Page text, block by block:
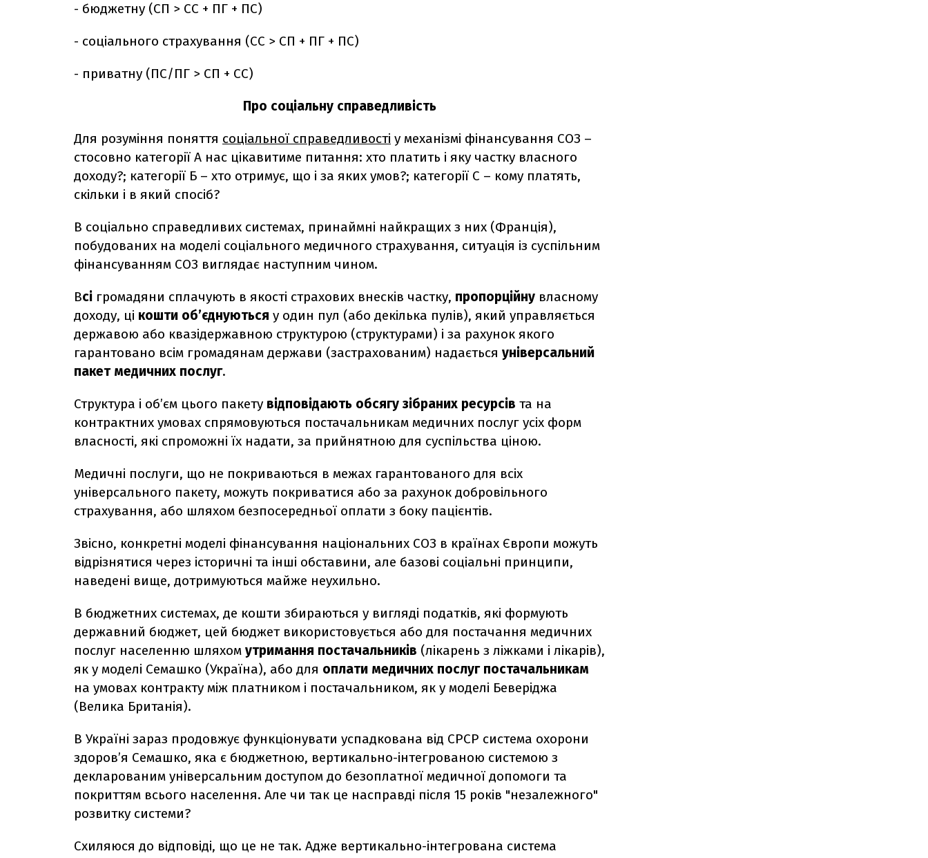
- бюджетну (СП > СС + ПГ + ПС)
- соціального страхування (СС > СП + ПГ + ПС)
- приватну (ПС/ПГ > СП + СС)
Про соціальну справедливість
Для розуміння поняття соціальної справедливості у механізмі фінансування СОЗ –
стосовно категорії А нас цікавитиме питання: хто платить і яку частку власного
доходу?; категорії Б – хто отримує, що і за яких умов?; категорії С – кому платять,
скільки і в який спосіб?
В соціально справедливих системах, принаймні найкращих з них (Франція),
побудованих на моделі соціального медичного страхування, ситуація із суспільним
фінансуванням СОЗ виглядає наступним чином.
Всі громадяни сплачують в якості страхових внесків частку, пропорційну власному
доходу, ці кошти об’єднуються у один пул (або декілька пулів), який управляється
державою або квазідержавною структурою (структурами) і за рахунок якого
гарантовано всім громадянам держави (застрахованим) надається універсальний
пакет медичних послуг.
Структура і об’єм цього пакету відповідають обсягу зібраних ресурсів та на
контрактних умовах спрямовуються постачальникам медичних послуг усіх форм
власності, які спроможні їх надати, за прийнятною для суспільства ціною.
Медичні послуги, що не покриваються в межах гарантованого для всіх
універсального пакету, можуть покриватися або за рахунок добровільного
страхування, або шляхом безпосередньої оплати з боку пацієнтів.
Звісно, конкретні моделі фінансування національних СОЗ в країнах Європи можуть
відрізнятися через історичні та інші обставини, але базові соціальні принципи,
наведені вище, дотримуються майже неухильно.
В бюджетних системах, де кошти збираються у вигляді податків, які формують
державний бюджет, цей бюджет використовується або для постачання медичних
послуг населенню шляхом утримання постачальників (лікарень з ліжками і лікарів),
як у моделі Семашко (Україна), або для оплати медичних послуг постачальникам
на умовах контракту між платником і постачальником, як у моделі Беверіджа
(Велика Британія).
В Україні зараз продовжує функціонувати успадкована від СРСР система охорони
здоров’я Семашко, яка є бюджетною, вертикально-інтегрованою системою з
декларованим універсальним доступом до безоплатної медичної допомоги та
покриттям всього населення. Але чи так це насправді після 15 років "незалежного"
розвитку системи?
Схиляюся до відповіді, що це не так. Адже вертикально-інтегрована система